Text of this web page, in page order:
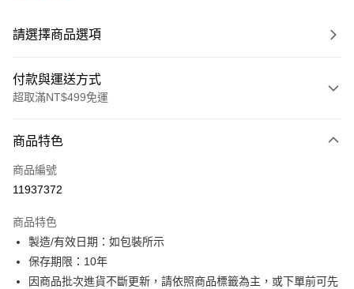
請選擇商品選項
付款與運送方式
超取滿NT$499免運
信用卡一次付款
超商取貨付款
Apple Pay
街口支付
商品特色
商品編號
11937372
商品特色
製造/有效日期：如包裝所示
保存期限：10年
因商品批次進貨不斷更新，請依照商品標籤為主，或下單前可先